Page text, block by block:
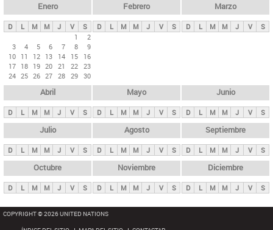
ds
p
n
i
p
a
l
s
Enero
D L M M J V
S
1
2
3
4 5 6 7 8
9
10 11 12 13 14 15
16
17 18 19 20 21 22 23
24 25 26 27 28 29 30
Febrero
D L M M J V S
Marzo
D L M M J V S
Abril
D L M M J V S
Mayo
D L M M J V S
Junio
D L M M J V S
Julio
D L M M J V S
Agosto
D L M M J V S
Septiembre
D L M M J V S
Octubre
D L M M J V S
Noviembre
D L M M J V S
Diciembre
D L M M J V S
COPYRIGHT © 2026 UNITED NATIONS